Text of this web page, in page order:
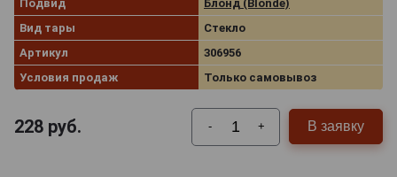
Подвид
Блонд (Blonde)
Вид тары
Стекло
Артикул
306956
Условия продаж
Только самовывоз
228 руб. - + В заявку